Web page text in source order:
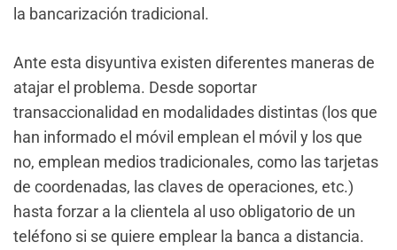
la bancarización tradicional.
Ante esta disyuntiva existen diferentes maneras de
atajar el problema. Desde soportar
transaccionalidad en modalidades distintas (los que
han informado el móvil emplean el móvil y los que
no, emplean medios tradicionales, como las tarjetas
de coordenadas, las claves de operaciones, etc.)
hasta forzar a la clientela al uso obligatorio de un
teléfono si se quiere emplear la banca a distancia.